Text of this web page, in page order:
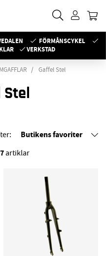
FÖRMÅNSCYKEL
VERKSTAD
Gaffel Stel
Butikens favoriter
7artiklar